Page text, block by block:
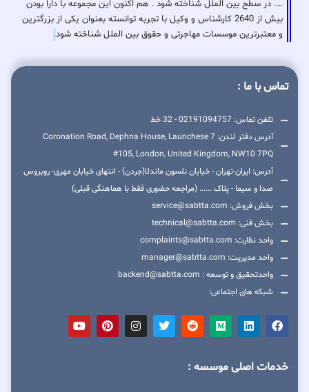
…. در سطح بین الملل شناخته شود . هم اکنون این مجموعه با دارا بودن
بیش از 2640 کارشناس و وکیل با تجربه توانسته بعنوان یکی از بزرگترین
و معتبرترین موسسات مهاجرتی و حقوق بین الملل شناخته شود.
تماس با ما :
تلفن تماس: 02191094757 - 32 خط
آدرس دفتر لندن: 7 Coronation Road, Dephna House, Launchese
#105, London, United Kingdom, NW10 7PQ
آدرس: ایران-تهران - خیابان نلسون ماندلا(جردن) - انتهای خیابان مهری- روبروس
صدا و سیما - پلاک ...... (مراجعه حضوری فقط با هماهنگی قبلی)
بخش فروش: service@sabtta.com
بخش فنی: technical@sabtta.com
واحد نظارت: complaints@sabtta.com
واحد مدیریت: manager@sabtta.com
واحدتحقیق و توسعه : backend@sabtta.com
شبکه های اجتماعی:
خدمات اصلی موسسه :